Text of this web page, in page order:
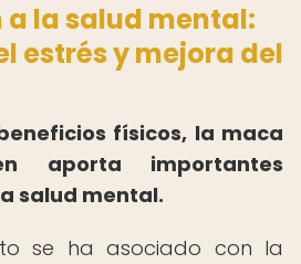
la salud mental:
estrés y mejora del
físicos, la maca
aporta importantes
salud mental.
se ha asociado con la